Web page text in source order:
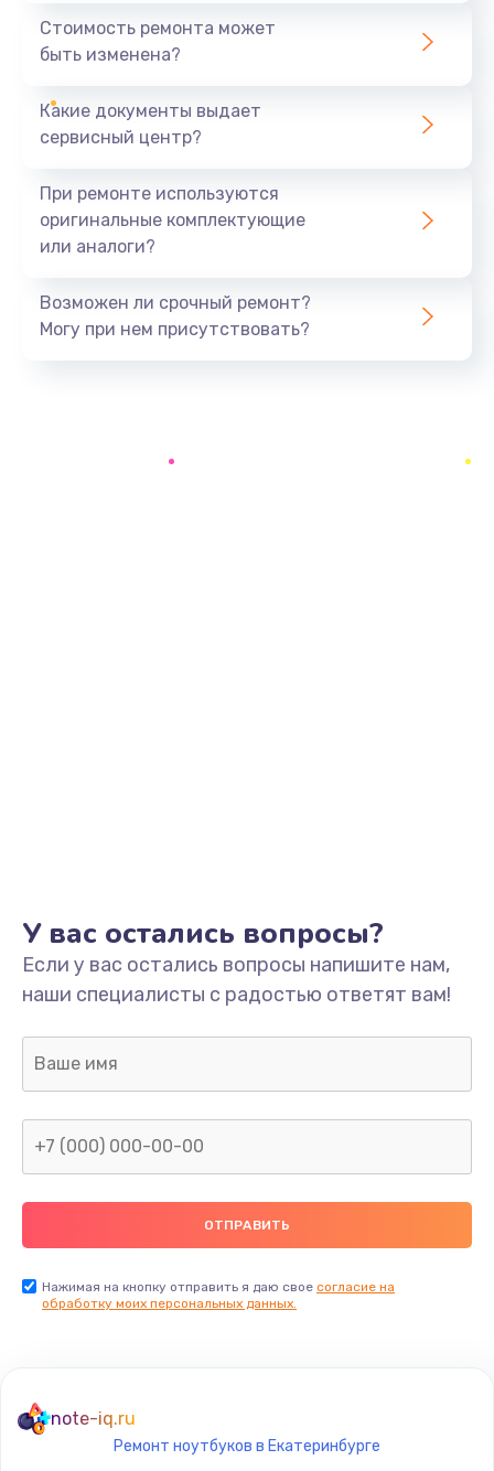
1440 руб.
Ремонт южного моста
Замена батарейки BIOS
Заказать
Замена/Pемонт карбюратора
1300 руб.
Заказать
Ремонт капиллярной трубки
400 руб.
Заказать
Замена термостата
Стоимость ремонта может
быть изменена?
Какие документы выдает
сервисный центр?
При ремонте используются
оригинальные комплектующие
или аналоги?
Возможен ли срочный ремонт?
Могу при нем присутствовать?
У вас остались вопросы?
Если у вас остались вопросы напишите нам,
наши специалисты с радостью ответят вам!
Нажимая на кнопку отправить я даю свое согласие на
обработку моих персональных данных.
note-iq.ru
Ремонт ноутбуков в Екатеринбурге